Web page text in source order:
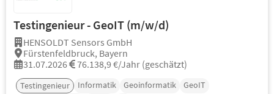
Testingenieur - GeoIT (m/w/d)
HENSOLDT Sensors GmbH
Fürstenfeldbruck, Bayern
31.07.2026
76.138,9 €/Jahr (geschätzt)
Testingenieur Informatik Geoinformatik
GeoIT